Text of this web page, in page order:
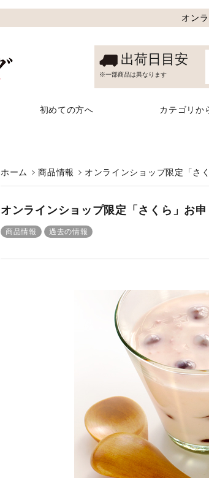
オン
出荷日目安
※一部商品は異なります
初めての方へ カテゴリか
ホーム 商品情報 オンラインショップ限定「さ
オンラインショップ限定「さくら」お申
商品情報 過去の情報